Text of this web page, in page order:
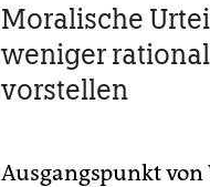
Moralische
weniger
vorstellen
Ausgangspunkt